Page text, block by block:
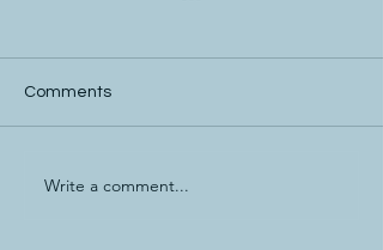
Julekalender | 23.
Comments
Write a comment...